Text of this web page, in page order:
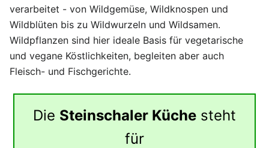
verarbeitet - von Wildgemüse, Wildknospen und
Wildblüten bis zu Wildwurzeln und Wildsamen.
Wildpflanzen sind hier ideale Basis für vegetarische
und vegane Köstlichkeiten, begleiten aber auch
Fleisch- und Fischgerichte.
Die Steinschaler Küchesteht
für